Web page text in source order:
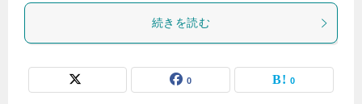
続きを読む
0 0